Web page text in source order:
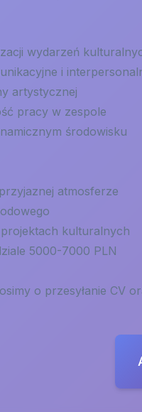
wydarzeń
i
artystycznej
pracy w zespole
środowisku
atmosferze
kulturalnych
5000-7000 PLN
o przesyłanie CV